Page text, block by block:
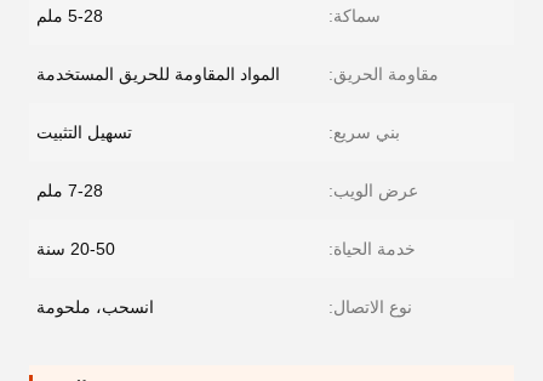
سماكة: 5-28 ملم
مقاومة الحريق: المواد المقاومة للحريق المستخدمة
بني سريع: تسهيل التثبيت
عرض الويب: 7-28 ملم
خدمة الحياة: 20-50 سنة
نوع الاتصال: انسحب، ملحومة